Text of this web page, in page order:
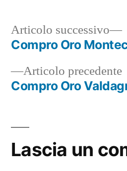
Navigazione
articoli
Articolo precedente
Compro Oro
Articolo successivo
Compro Oro
Lascia un